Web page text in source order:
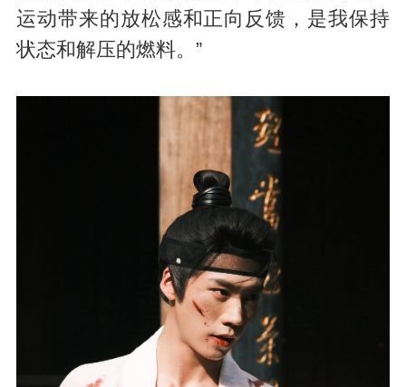
运动带来的放松感和正向反馈，是我保持
状态和解压的燃料。”